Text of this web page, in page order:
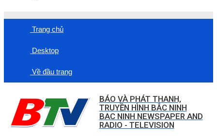
Trang chủ
Desktop
Về đầu trang
BÁO VÀ PHÁT THANH,
TRUYỀN HÌNH BẮC NINH
BAC NINH NEWSPAPER AND
RADIO - TELEVISION